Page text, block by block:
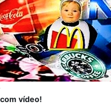
vídeo!